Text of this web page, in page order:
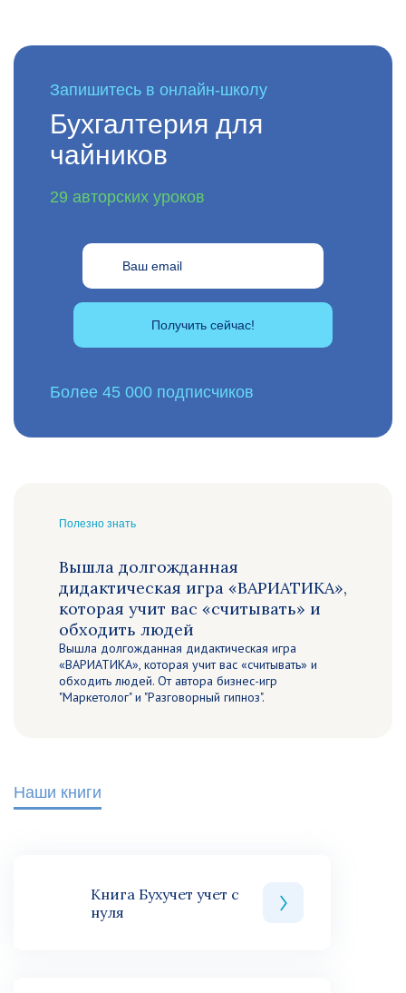
Запишитесь в онлайн-школу
Бухгалтерия для
чайников
29 авторских уроков
Получить сейчас!
Более 45 000 подписчиков
Полезно знать
Вышла долгожданная
дидактическая игра «ВАРИАТИКА»,
которая учит вас «считывать» и
обходить людей
Вышла долгожданная дидактическая игра
«ВАРИАТИКА», которая учит вас «считывать» и
обходить людей. От автора бизнес-игр
"Маркетолог" и "Разговорный гипноз".
Наши книги
Книга Бухучет учет с
нуля